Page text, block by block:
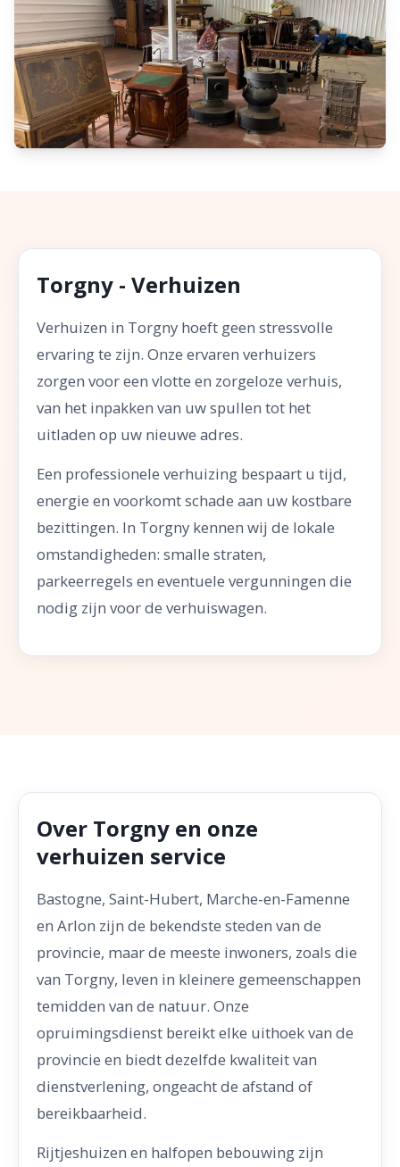
Torgny - Verhuizen
Verhuizen in Torgny hoeft geen stressvolle
ervaring te zijn. Onze ervaren verhuizers
zorgen voor een vlotte en zorgeloze verhuis,
van het inpakken van uw spullen tot het
uitladen op uw nieuwe adres.
Een professionele verhuizing bespaart u tijd,
energie en voorkomt schade aan uw kostbare
bezittingen. In Torgny kennen wij de lokale
omstandigheden: smalle straten,
parkeerregels en eventuele vergunningen die
nodig zijn voor de verhuiswagen.
Over Torgny en onze
verhuizen service
Bastogne, Saint-Hubert, Marche-en-Famenne
en Arlon zijn de bekendste steden van de
provincie, maar de meeste inwoners, zoals die
van Torgny, leven in kleinere gemeenschappen
temidden van de natuur. Onze
opruimingsdienst bereikt elke uithoek van de
provincie en biedt dezelfde kwaliteit van
dienstverlening, ongeacht de afstand of
bereikbaarheid.
Rijtjeshuizen en halfopen bebouwing zijn